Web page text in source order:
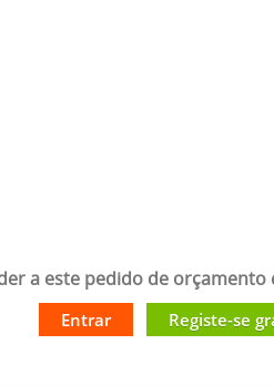
a este pedido de
Entrar Registe-se